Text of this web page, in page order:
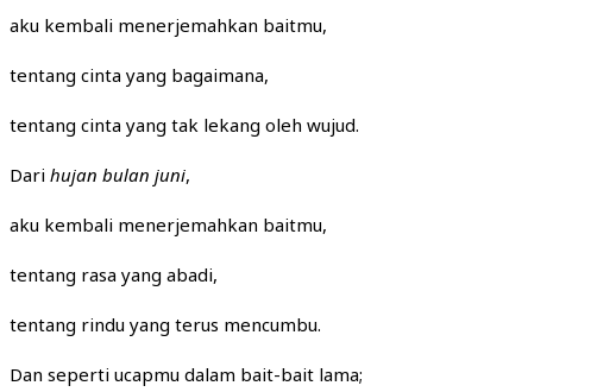
aku kembali menerjemahkan baitmu,
tentang cinta yang bagaimana,
tentang cinta yang tak lekang oleh wujud.
Dari hujan bulan juni,
aku kembali menerjemahkan baitmu,
tentang rasa yang abadi,
tentang rindu yang terus mencumbu.
Dan seperti ucapmu dalam bait-bait lama;